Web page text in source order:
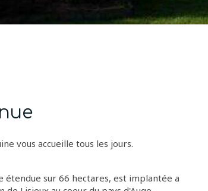
vous accueille tous les jours.
étendue sur 66 hectares, est implantée a